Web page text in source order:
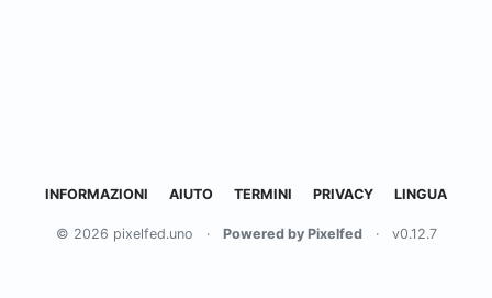
INFORMAZIONI AIUTO TERMINI PRIVACY LINGUA
© 2026 pixelfed.uno · Powered by Pixelfed · v0.12.7